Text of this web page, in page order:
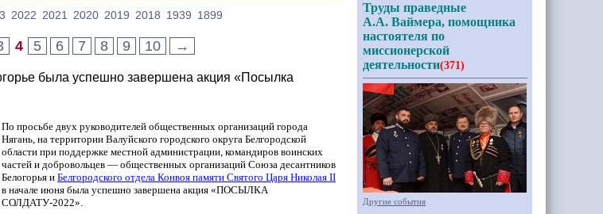
2022 2021 2020 2019 2018 1939 1899
4 5 6 7 8 9 10 →
была успешно завершена акция «Посылка
По просьбе двух руководителей общественных организаций города
Нягань, на территории Валуйского городского округа Белгородской
области при поддержке местной администрации, командиров воинских
частей и добровольцев — общественных организаций Союза десантников
Белогорья и Белгородского отдела Конвоя памяти Святого Царя Николая II
в начале июня была успешно завершена акция «ПОСЫЛКА
СОЛДАТУ-2022».
Труды праведные
А.А. Ваймера, помощника
настоятеля по
миссионерской
деятельности(371)
Другие события